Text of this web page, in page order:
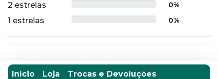
2 estrelas 0%
1 estrelas 0%
Início Loja Trocas e Devoluções